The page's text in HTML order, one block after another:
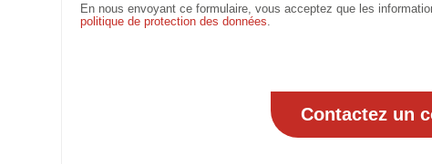
En nous envoyant ce formulaire, vous acceptez que les
politique de protection des données.